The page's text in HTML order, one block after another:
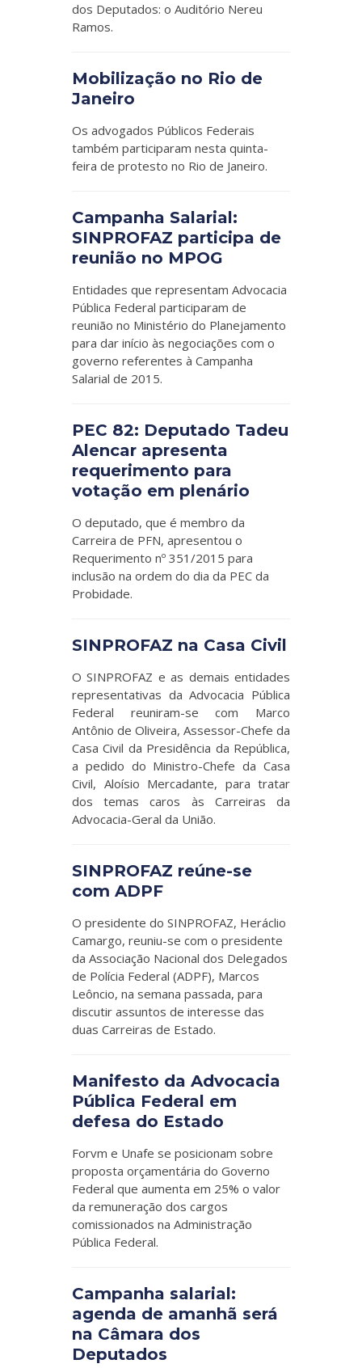
dos Deputados: o Auditório Nereu
Ramos.
Mobilização no Rio de
Janeiro
Os advogados Públicos Federais
também participaram nesta quinta-
feira de protesto no Rio de Janeiro.
Campanha Salarial:
SINPROFAZ participa de
reunião no MPOG
Entidades que representam Advocacia
Pública Federal participaram de
reunião no Ministério do Planejamento
para dar início às negociações com o
governo referentes à Campanha
Salarial de 2015.
PEC 82: Deputado Tadeu
Alencar apresenta
requerimento para
votação em plenário
O deputado, que é membro da
Carreira de PFN, apresentou o
Requerimento nº 351/2015 para
inclusão na ordem do dia da PEC da
Probidade.
SINPROFAZ na Casa Civil
O SINPROFAZ e as demais entidades
representativas da Advocacia Pública
Federal reuniram-se com Marco
Antônio de Oliveira, Assessor-Chefe da
Casa Civil da Presidência da República,
a pedido do Ministro-Chefe da Casa
Civil, Aloísio Mercadante, para tratar
dos temas caros às Carreiras da
Advocacia-Geral da União.
SINPROFAZ reúne-se
com ADPF
O presidente do SINPROFAZ, Heráclio
Camargo, reuniu-se com o presidente
da Associação Nacional dos Delegados
de Polícia Federal (ADPF), Marcos
Leôncio, na semana passada, para
discutir assuntos de interesse das
duas Carreiras de Estado.
Manifesto da Advocacia
Pública Federal em
defesa do Estado
Forvm e Unafe se posicionam sobre
proposta orçamentária do Governo
Federal que aumenta em 25% o valor
da remuneração dos cargos
comissionados na Administração
Pública Federal.
Campanha salarial:
agenda de amanhã será
na Câmara dos
Deputados